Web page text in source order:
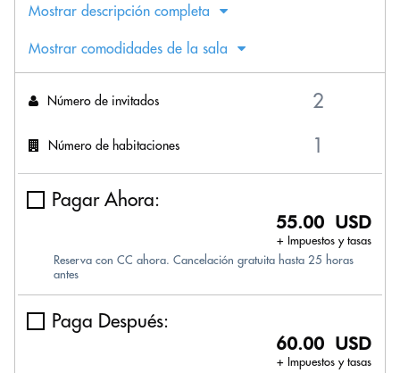
Mostrar descripción completa
Mostrar comodidades de la sala
Número de invitados
Número de habitaciones
Pagar Ahora:
55.00 USD
+ Impuestos y tasas
Reserva con CC ahora. Cancelación gratuita hasta 25 horas
antes
Paga Después:
60.00 USD
+ Impuestos y tasas